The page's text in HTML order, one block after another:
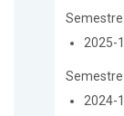
2025-1
2024-1